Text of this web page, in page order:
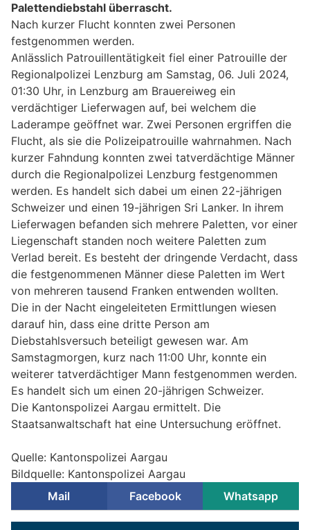
Palettendiebstahl überrascht.
Nach kurzer Flucht konnten zwei Personen
festgenommen werden.
Anlässlich Patrouillentätigkeit fiel einer Patrouille der
Regionalpolizei Lenzburg am Samstag, 06. Juli 2024,
01:30 Uhr, in Lenzburg am Brauereiweg ein
verdächtiger Lieferwagen auf, bei welchem die
Laderampe geöffnet war. Zwei Personen ergriffen die
Flucht, als sie die Polizeipatrouille wahrnahmen. Nach
kurzer Fahndung konnten zwei tatverdächtige Männer
durch die Regionalpolizei Lenzburg festgenommen
werden. Es handelt sich dabei um einen 22-jährigen
Schweizer und einen 19-jährigen Sri Lanker. In ihrem
Lieferwagen befanden sich mehrere Paletten, vor einer
Liegenschaft standen noch weitere Paletten zum
Verlad bereit. Es besteht der dringende Verdacht, dass
die festgenommenen Männer diese Paletten im Wert
von mehreren tausend Franken entwenden wollten.
Die in der Nacht eingeleiteten Ermittlungen wiesen
darauf hin, dass eine dritte Person am
Diebstahlsversuch beteiligt gewesen war. Am
Samstagmorgen, kurz nach 11:00 Uhr, konnte ein
weiterer tatverdächtiger Mann festgenommen werden.
Es handelt sich um einen 20-jährigen Schweizer.
Die Kantonspolizei Aargau ermittelt. Die
Staatsanwaltschaft hat eine Untersuchung eröffnet.
Quelle: Kantonspolizei Aargau
Bildquelle: Kantonspolizei Aargau
Mail
Facebook Whatsapp